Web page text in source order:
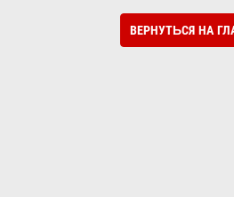
ВЕРНУТЬСЯ НА